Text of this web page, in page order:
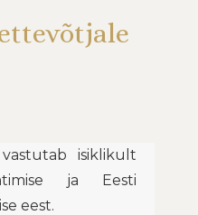
isiklikult
ja Eesti
eest.